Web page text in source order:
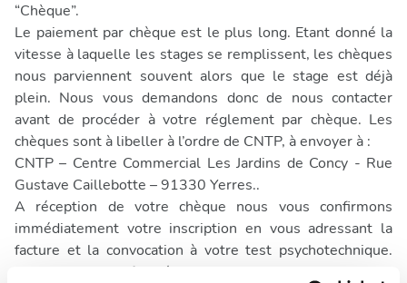
“Chèque”.
Le paiement par chèque est le plus long. Etant donné la
vitesse à laquelle les stages se remplissent, les chèques
nous parviennent souvent alors que le stage est déjà
plein. Nous vous demandons donc de nous contacter
avant de procéder à votre réglement par chèque. Les
chèques sont à libeller à l’ordre de CNTP, à envoyer à :
CNTP – Centre Commercial Les Jardins de Concy - Rue
Gustave Caillebotte – 91330 Yerres..
A réception de votre chèque nous vous confirmons
immédiatement votre inscription en vous adressant la
facture et la convocation à votre test psychotechnique.
Vous avez des difficultés pour votre paiement ? Appelez-